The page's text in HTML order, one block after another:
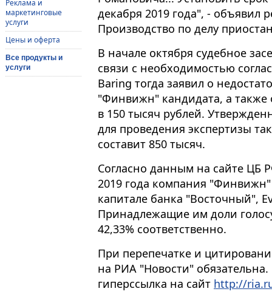
Реклама и
маркетинговые
услуги
Цены и оферта
Все продукты и
услуги
декабря 2019 года", - объявил
Производство по делу
В начале октября судебное
связи с необходимостью
Baring тогда заявил о
"Финвижн" кандидата, а также
в 150 тысяч рублей.
для проведения экспертизы
составит 850 тысяч.
Согласно данным на сайте ЦБ
2019 года компания "Финвижн"
капитале банка "Восточный",
Принадлежащие им доли
42,33% соответственно.
При перепечатке и
на РИА "Новости"
гиперссылка на сайт http://